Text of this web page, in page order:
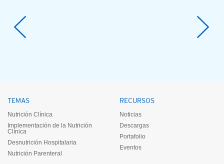
TEMAS
Nutrición Clínica
Implementación de la Nutrición
Clínica
Desnutrición Hospitalaria
Nutrición Parenteral
RECURSOS
Noticias
Descargas
Portafolio
Eventos